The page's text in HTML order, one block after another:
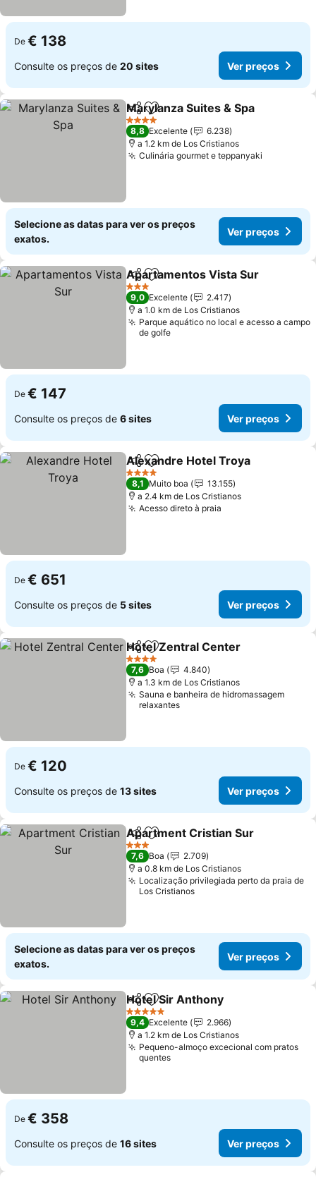
De € 138
Consulte os preços de 20 sites Ver preços
PartilharAdicionar aos favoritos
Marylanza Suites & Spa
4 Estrelas
8,8 Excelente
6.238
a 1.2 km de Los Cristianos
Culinária gourmet e teppanyaki
Selecione as datas para ver os preços
exatos.
Ver preços
PartilharAdicionar aos favoritos
Apartamentos Vista Sur
3 Estrelas
9,0 Excelente
2.417
a 1.0 km de Los Cristianos
Parque aquático no local e acesso a campo
de golfe
De € 147
Consulte os preços de 6 sites Ver preços
PartilharAdicionar aos favoritos
Alexandre Hotel Troya
4 Estrelas
8,1 Muito boa
13.155
a 2.4 km de Los Cristianos
Acesso direto à praia
De € 651
Consulte os preços de 5 sites Ver preços
PartilharAdicionar aos favoritos
Hotel Zentral Center
4 Estrelas
7,6 Boa
4.840
a 1.3 km de Los Cristianos
Sauna e banheira de hidromassagem
relaxantes
De € 120
Consulte os preços de 13 sites Ver preços
PartilharAdicionar aos favoritos
Apartment Cristian Sur
3 Estrelas
7,6 Boa
2.709
a 0.8 km de Los Cristianos
Localização privilegiada perto da praia de
Los Cristianos
Selecione as datas para ver os preços
exatos.
Ver preços
PartilharAdicionar aos favoritos
Hotel Sir Anthony
5 Estrelas
9,4 Excelente
2.966
a 1.2 km de Los Cristianos
Pequeno-almoço excecional com pratos
quentes
De € 358
Consulte os preços de 16 sites Ver preços